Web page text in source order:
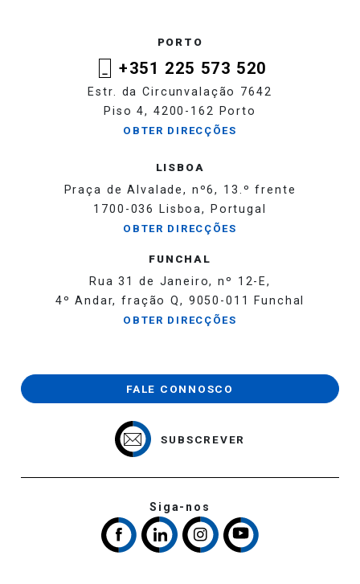
PORTO
+351 225 573 520
Estr. da Circunvalação 7642
Piso 4, 4200-162 Porto
OBTER DIRECÇÕES
LISBOA
Praça de Alvalade, nº6, 13.º frente
1700-036 Lisboa, Portugal
OBTER DIRECÇÕES
FUNCHAL
Rua 31 de Janeiro, nº 12-E,
4º Andar, fração Q, 9050-011 Funchal
OBTER DIRECÇÕES
FALE CONNOSCO
SUBSCREVER
Siga-nos